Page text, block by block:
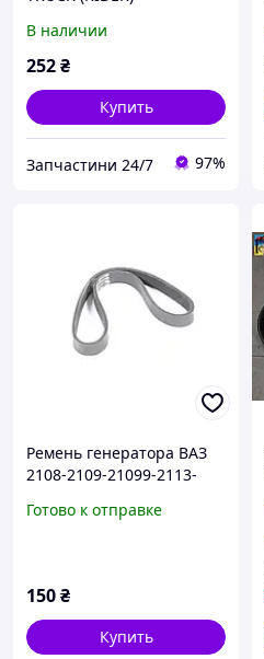
В наличии
252₴
Купить
Запчастини 24/7 97%
Ремень генератора ВАЗ
2108-2109-21099-2113-
6PK698 (пр-во Rider)
Готово к отправке
150₴
Купить